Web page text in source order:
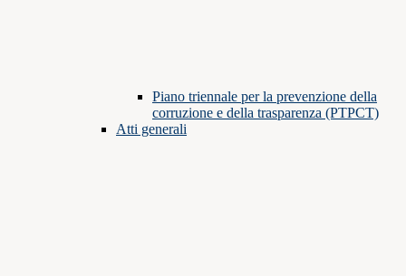
Piano triennale per la prevenzione della
corruzione e della trasparenza (PTPCT)
Atti generali